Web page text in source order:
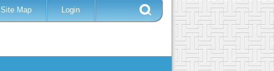
Site Map Login